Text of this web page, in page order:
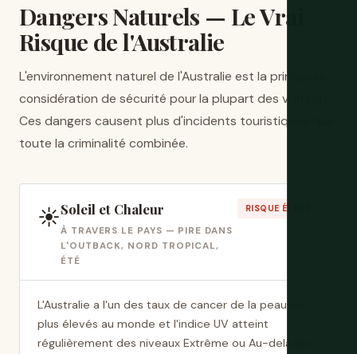
Dangers Naturels — Le Vrai
Risque de l'Australie
L'environnement naturel de l'Australie est la principale
considération de sécurité pour la plupart des visiteurs.
Ces dangers causent plus d'incidents touristiques que
toute la criminalité combinée.
☀️Soleil et Chaleur
À TRAVERS LE PAYS — PIRE DANS
L'OUTBACK, NORD TROPICAL,
ÉTÉ
RISQUE ÉLEVÉ
L'Australie a l'un des taux de cancer de la peau les
plus élevés au monde et l'indice UV atteint
régulièrement des niveaux Extrême ou Au-delà de